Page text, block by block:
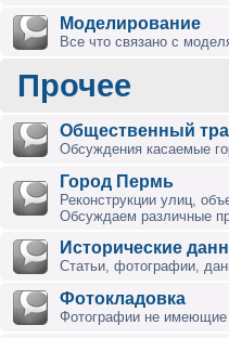
Моделирование
Все что связано с
Прочее
Общественный
Обсуждения касаемые
Город Пермь
Реконструкции улиц,
Обсуждаем различные
Исторические
Статьи, фотографии,
Фотокладовка
Фотографии не